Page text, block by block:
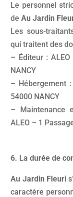
Le personnel
deAu Jardin
Les sous-
qui traitent des
– Éditeur :
NANCY
– Hébergement
54000 NANCY
– Maintenance
ALEO – 1
6. La durée de
Au Jardin Fleuri
caractère